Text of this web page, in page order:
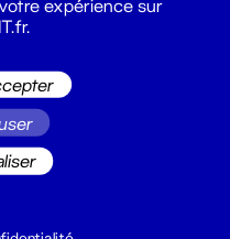
expérience sur